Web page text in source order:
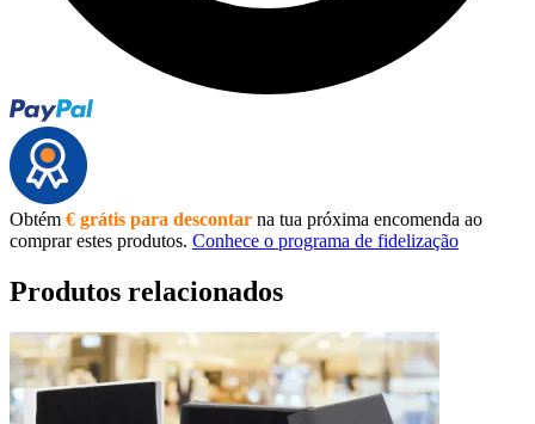
Obtém € grátis para descontar na tua próxima encomenda ao
comprar estes produtos. Conhece o programa de fidelização
Produtos relacionados